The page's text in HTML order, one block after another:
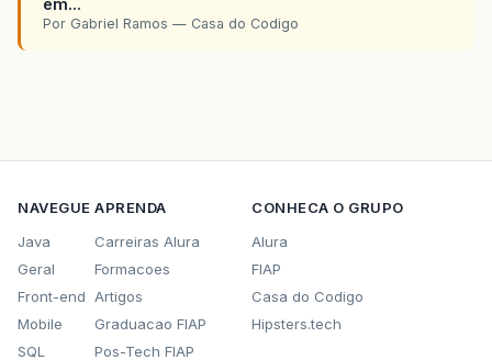
em...
Por Gabriel Ramos — Casa do Codigo
NAVEGUE
Java
Geral
Front-end
Mobile
SQL
APRENDA
Carreiras Alura
Formacoes
Artigos
Graduacao FIAP
Pos-Tech FIAP
CONHECA O GRUPO
Alura
FIAP
Casa do Codigo
Hipsters.tech